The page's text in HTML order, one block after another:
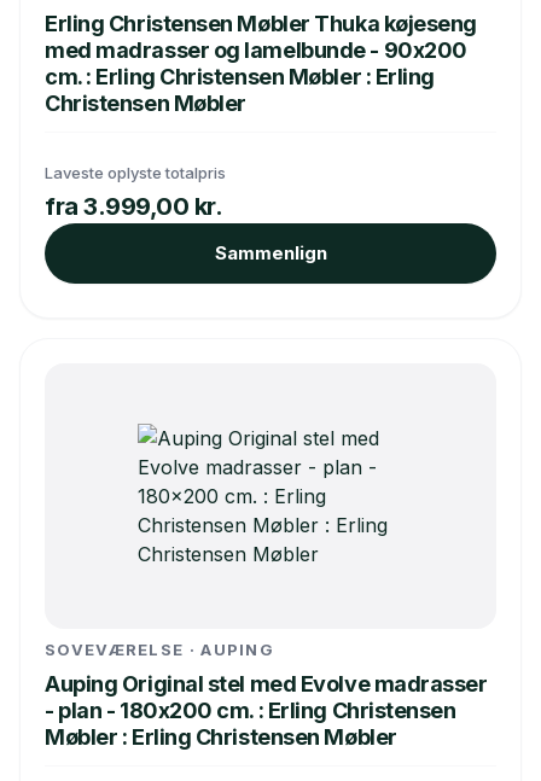
Erling Christensen Møbler Thuka køjeseng
med madrasser og lamelbunde - 90x200
cm. : Erling Christensen Møbler : Erling
Christensen Møbler
Laveste oplyste totalpris
fra 3.999,00 kr.
Sammenlign
SOVEVÆRELSE · AUPING
Auping Original stel med Evolve madrasser
- plan - 180x200 cm. : Erling Christensen
Møbler : Erling Christensen Møbler